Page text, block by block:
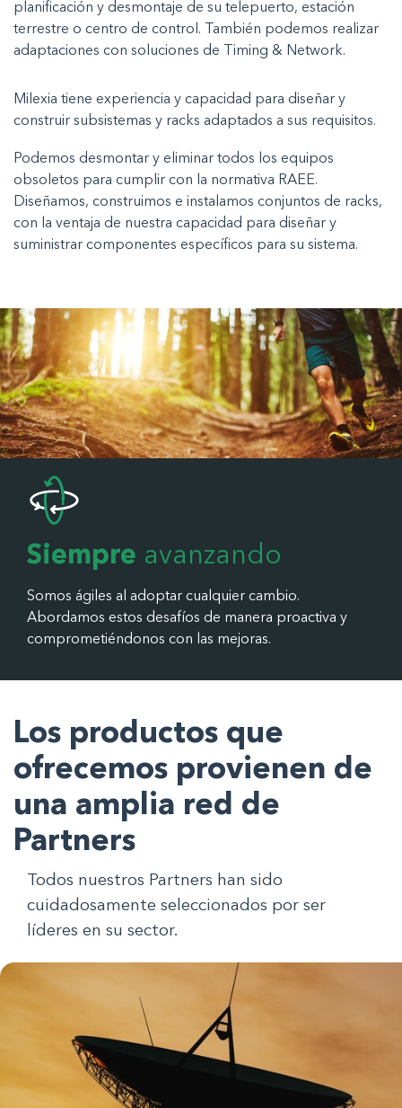
planificación y desmontaje de su telepuerto, estación
terrestre o centro de control. También podemos realizar
adaptaciones con soluciones de Timing & Network.
Milexia tiene experiencia y capacidad para diseñar y
construir subsistemas y racks adaptados a sus requisitos.
Podemos desmontar y eliminar todos los equipos
obsoletos para cumplir con la normativa RAEE.
Diseñamos, construimos e instalamos conjuntos de racks,
con la ventaja de nuestra capacidad para diseñar y
suministrar componentes específicos para su sistema.
Siempre avanzando
Somos ágiles al adoptar cualquier cambio.
Abordamos estos desafíos de manera proactiva y
comprometiéndonos con las mejoras.
Los productos que
ofrecemos provienen de
una amplia red de
Partners
Todos nuestros Partners han sido
cuidadosamente seleccionados por ser
líderes en su sector.